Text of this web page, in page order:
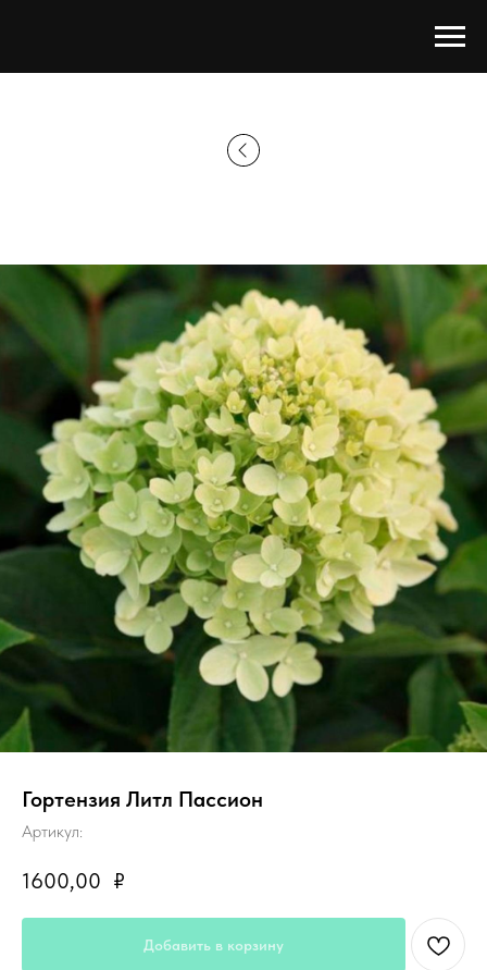
Гортензия Литл Пассион
Артикул:
1600,00 ₽
Добавить в корзину